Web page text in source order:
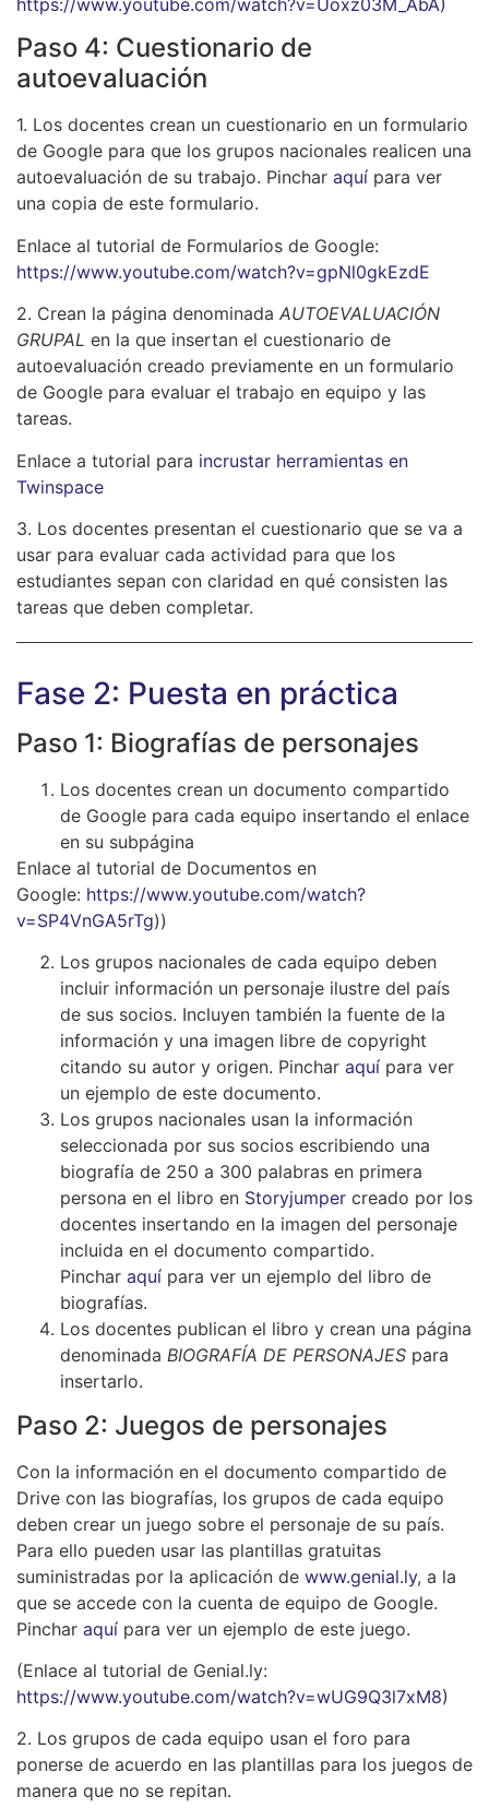
Paso 4: Cuestionario de
autoevaluación
1. Los docentes crean un cuestionario en un formulario
de Google para que los grupos nacionales realicen una
autoevaluación de su trabajo. Pinchar aquí para ver
una copia de este formulario.
Enlace al tutorial de Formularios de Google:
https://www.youtube.com/watch?v=gpNl0gkEzdE
2. Crean la página denominada AUTOEVALUACIÓN
GRUPAL en la que insertan el cuestionario de
autoevaluación creado previamente en un formulario
de Google para evaluar el trabajo en equipo y las
tareas.
Enlace a tutorial para incrustar herramientas en
Twinspace
3. Los docentes presentan el cuestionario que se va a
usar para evaluar cada actividad para que los
estudiantes sepan con claridad en qué consisten las
tareas que deben completar.
Fase 2: Puesta en práctica
Paso 1: Biografías de personajes
Los docentes crean un documento compartido
de Google para cada equipo insertando el enlace
en su subpágina
Enlace al tutorial de Documentos en
Google: https://www.youtube.com/watch?
v=SP4VnGA5rTg))
Los grupos nacionales de cada equipo deben
incluir información un personaje ilustre del país
de sus socios. Incluyen también la fuente de la
información y una imagen libre de copyright
citando su autor y origen. Pinchar aquí para ver
un ejemplo de este documento.
Los grupos nacionales usan la información
seleccionada por sus socios escribiendo una
biografía de 250 a 300 palabras en primera
persona en el libro en Storyjumper creado por los
docentes insertando en la imagen del personaje
incluida en el documento compartido.
Pinchar aquí para ver un ejemplo del libro de
biografías.
Los docentes publican el libro y crean una página
denominada BIOGRAFÍA DE PERSONAJES para
insertarlo.
Paso 2: Juegos de personajes
Con la información en el documento compartido de
Drive con las biografías, los grupos de cada equipo
deben crear un juego sobre el personaje de su país.
Para ello pueden usar las plantillas gratuitas
suministradas por la aplicación de www.genial.ly, a la
que se accede con la cuenta de equipo de Google.
Pinchar aquí para ver un ejemplo de este juego.
(Enlace al tutorial de Genial.ly:
https://www.youtube.com/watch?v=wUG9Q3l7xM8)
2. Los grupos de cada equipo usan el foro para
ponerse de acuerdo en las plantillas para los juegos de
manera que no se repitan.